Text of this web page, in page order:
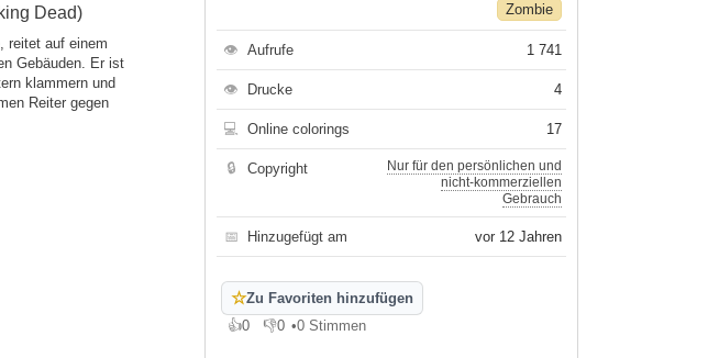
Dead)
reitet auf einem
Gebäuden. Er ist
klammern und
Reiter gegen
Zombie
👁 Aufrufe 1 741
👁 Drucke 4
💻 Online colorings 17
🔒 Copyright
Nur für den persönlichen und
nicht-kommerziellen
Gebrauch
📅 Hinzugefügt am vor 12 Jahren
☆Zu Favoriten hinzufügen
👍0
Gefällt mir
👎0
Gefällt mir nicht
•0 Stimmen